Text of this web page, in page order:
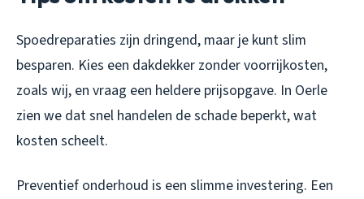
Spoedreparaties zijn dringend, maar je kunt slim
besparen. Kies een dakdekker zonder voorrijkosten,
zoals wij, en vraag een heldere prijsopgave. In Oerle
zien we dat snel handelen de schade beperkt, wat
kosten scheelt.
Preventief onderhoud is een slimme investering. Een